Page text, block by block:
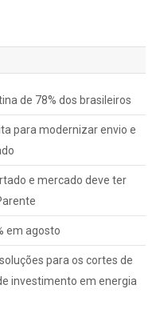
de 78% dos brasileiros
para modernizar envio e
e mercado deve ter
em agosto
para os cortes de
investimento em energia